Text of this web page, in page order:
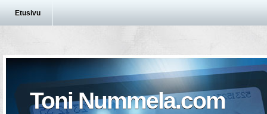
Etusivu
Toni Nummela.com